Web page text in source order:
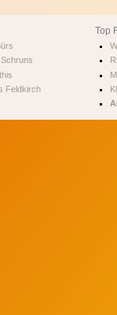
Feldkirch
Top